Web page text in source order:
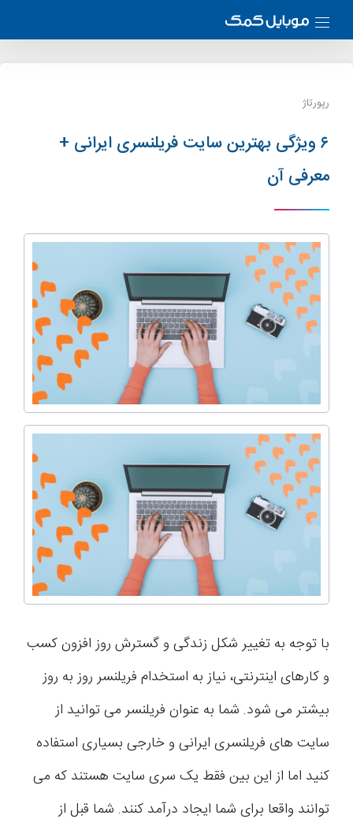
رپورتاژ
۶ ویژگی بهترین سایت فریلنسری ایرانی +
معرفی آن
با توجه به تغییر شکل زندگی و گسترش روز افزون کسب
و کارهای اینترنتی، نیاز به استخدام فریلنسر روز به روز
بیشتر می شود. شما به عنوان فریلنسر می توانید از
سایت های فریلنسری ایرانی و خارجی بسیاری استفاده
کنید اما از این بین فقط یک سری سایت هستند که می
توانند واقعا برای شما ایجاد درآمد کنند. شما قبل از